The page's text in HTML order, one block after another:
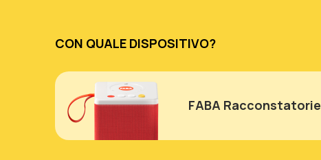
CON QUALE DISPOSITIVO?
FABA Racconstatorie